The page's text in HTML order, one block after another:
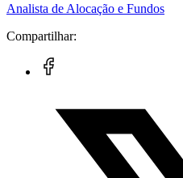
Analista de Alocação e Fundos
Compartilhar: